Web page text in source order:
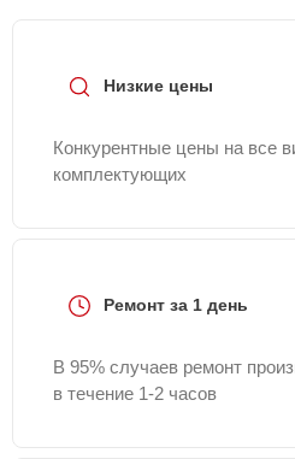
Низкие цены
Конкурентные цены на все
комплектующих
Ремонт за 1 день
В 95% случаев ремонт
в течение 1-2 часов